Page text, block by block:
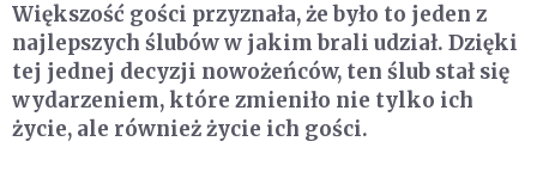
Większość gości przyznała, że ​​było to jeden z
najlepszych ślubów w jakim brali udział. Dzięki
tej jednej decyzji nowożeńców, ten ślub stał się
wydarzeniem, które zmieniło nie tylko ich
życie, ale również życie ich gości.